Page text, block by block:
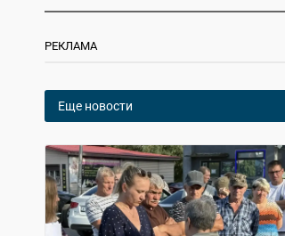
РЕКЛАМА
Еще новости